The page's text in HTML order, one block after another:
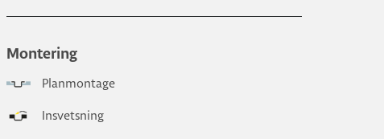
Montering
Planmontage
Insvetsning